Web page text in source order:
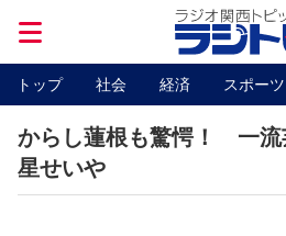
トップ 社会 経済 スポーツ
からし蓮根も驚愕！ 一流
星せいや